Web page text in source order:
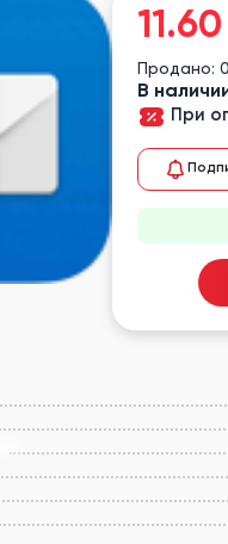
11.60
Продано:
В
При